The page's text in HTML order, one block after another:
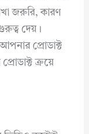
জরুরি, কারণ
দেয়।
প্রোডাক্ট
ক্রয়ে